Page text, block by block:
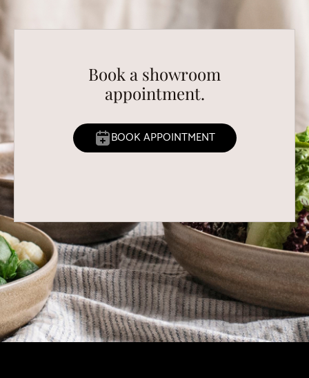
Book a showroom
appointment.
BOOK APPOINTMENT